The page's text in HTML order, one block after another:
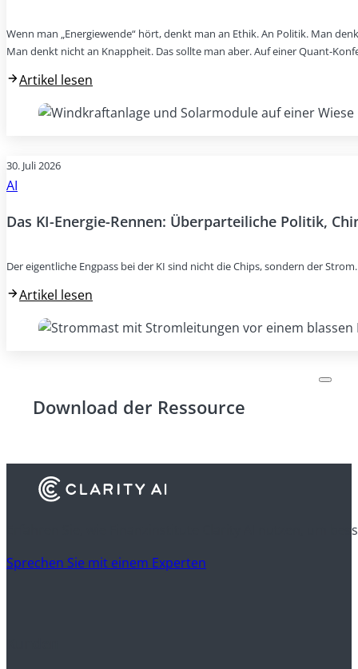
Wenn man „Energiewende“ hört, denkt man an Ethik. An Politik. Man
Man denkt nicht an Knappheit. Das sollte man aber. Auf einer Quant-
Artikel lesen
30. Juli 2026
AI
Das KI-Energie-Rennen: Überparteiliche Politik,
Der eigentliche Engpass bei der KI sind nicht die Chips, sondern der
Artikel lesen
Download der Ressource
Erfahren Sie, wie Finanzinstitute Clarity AI nutzen, um
Sprechen Sie mit einem Experten